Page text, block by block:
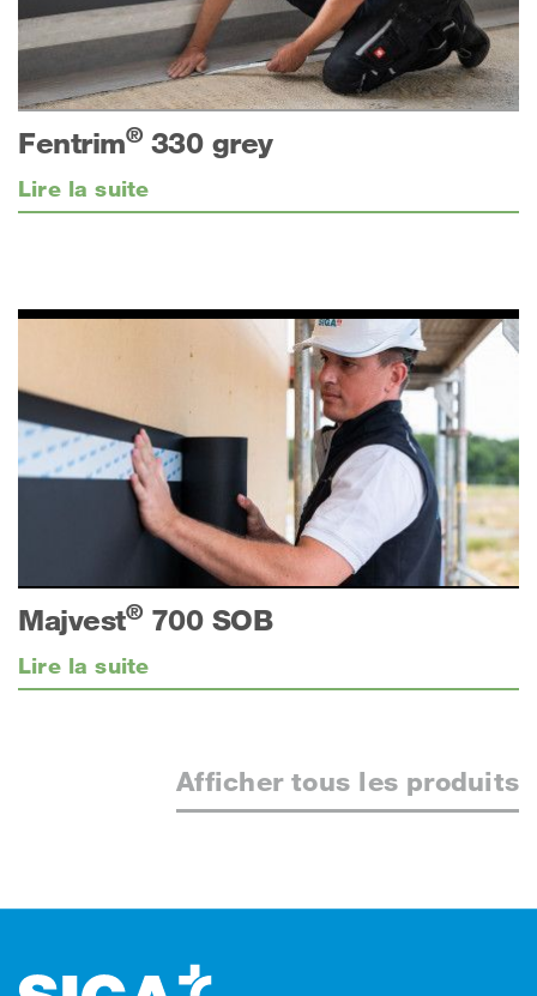
Fentrim® 330 grey
Lire la suite
Majvest®700 SOB
Lire la suite
Afficher tous les produits